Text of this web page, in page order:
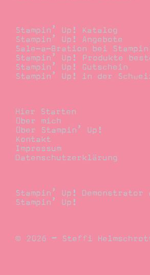
Stampin’ Up! Katalog
Stampin’ Up! Angebote
Sale-a-Bration bei
Stampin’ Up! Produkte
Stampin’ Up! Gutschein
Stampin’ Up! in der
Hier Starten
Über mich
Über Stampin’ Up!
Kontakt
Impressum
Datenschutzerklärung
Stampin’ Up! Demonstrator
Stampin’ Up!
© 2026 – Steffi